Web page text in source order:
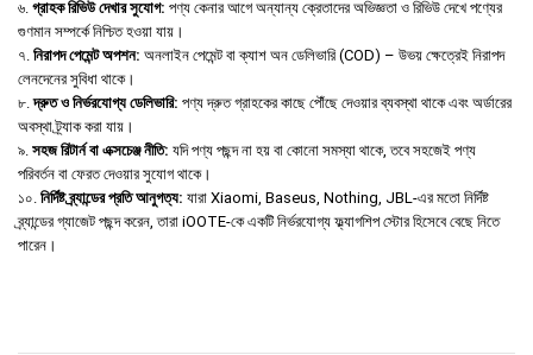
৬. গ্রাহক রিভিউ দেখার সুযোগ: পণ্য কেনার আগে অন্যান্য ক্রেতাদের অভিজ্ঞতা ও রিভিউ দেখে পণ্যের
গুণমান সম্পর্কে নিশ্চিত হওয়া যায়।
৭. নিরাপদ পেমেন্ট অপশন: অনলাইন পেমেন্ট বা ক্যাশ অন ডেলিভারি (COD) – উভয় ক্ষেত্রেই নিরাপদ
লেনদেনের সুবিধা থাকে।
৮.দ্রুত ও নির্ভরযোগ্য ডেলিভারি: পণ্য দ্রুত গ্রাহকের কাছে পৌঁছে দেওয়ার ব্যবস্থা থাকে এবং অর্ডারের
অবস্থা ট্র্যাক করা যায়।
৯. সহজ রিটার্ন বা এক্সচেঞ্জ নীতি: যদি পণ্য পছন্দ না হয় বা কোনো সমস্যা থাকে, তবে সহজেই পণ্য
পরিবর্তন বা ফেরত দেওয়ার সুযোগ থাকে।
১০. নির্দিষ্ট ব্র্যান্ডের প্রতি আনুগত্য: যারা Xiaomi, Baseus, Nothing, JBL-এর মতো নির্দিষ্ট
ব্র্যান্ডের গ্যাজেট পছন্দ করেন, তারা iOOTE-কে একটি নির্ভরযোগ্য ফ্ল্যাগশিপ স্টোর হিসেবে বেছে নিতে
পারেন।